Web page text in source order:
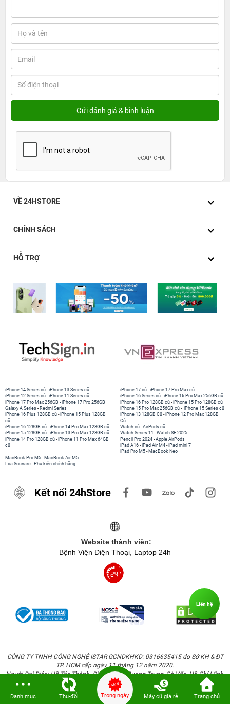
VỀ 24HSTORE
CHÍNH SÁCH
HỖ TRỢ
iPhone 14 Series cũ -iPhone 13 Series cũ
iPhone 12 Series cũ -iPhone 11 Series cũ
iPhone 17 Pro Max 256GB -iPhone 17 Pro 256GB
Galaxy A Series - Redmi Series
iPhone 17 cũ -iPhone 17 Pro Max cũ
iPhone 16 Series cũ - iPhone 16 Pro Max 256GB cũ
iPhone 16 Pro 128GB cũ -iPhone 15 Pro 128GB cũ
iPhone 15 Pro Max 256GB cũ - iPhone 15 Series cũ
iPhone 16 Plus 128GB cũ -iPhone 15 Plus 128GB
cũ
iPhone 16 128GB cũ -iPhone 14 Pro Max 128GB cũ
iPhone 15 128GB cũ -iPhone 13 Pro Max 128GB cũ
iPhone 14 Pro 128GB cũ -iPhone 11 Pro Max 64GB
cũ
iPhone 13 128GB Cũ -iPhone 12 Pro Max 128GB
Cũ
Watch cũ -AirPods cũ
Watch Series 11 -Watch SE 2025
Pencil Pro 2024 -Apple AirPods
iPad A16 -iPad Air M4 -iPad mini 7
iPad Pro M5 - MacBook Neo
MacBook Pro M5 - MacBook Air M5
Loa Sounarc - Phụ kiện chính hãng
Kết nối 24hStore
Website thành viên:
Bệnh Viện Điện Thoại, Laptop 24h
CÔNG TY TNHH CÔNG NGHỆ ISTAR GCNDKHKD: 0316635415 do Sở KH & ĐT
TP. HCM cấp ngày 11 tháng 12 năm 2020.
Người Đại Diện: Hồ Tác Thành. Địa chỉ: 389 Quang Trung, Gò Vấp, Hồ Chí Minh.
Danh mục Thu-đổi Trong ngày Máy cũ giá rẻ Trang chủ
Liên hệ